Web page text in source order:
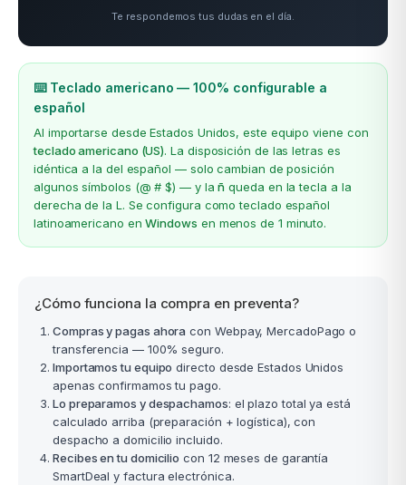
Te respondemos tus dudas en el día.
⌨️ Teclado americano — 100% configurable a
español
Al importarse desde Estados Unidos, este equipo viene con
teclado americano (US). La disposición de las letras es
idéntica a la del español — solo cambian de posición
algunos símbolos (@ # $) — y lañ queda en la tecla a la
derecha de la L. Se configura como teclado español
latinoamericano enWindows en menos de 1 minuto.
¿Cómo funciona la compra en preventa?
Compras y pagas ahora con Webpay, MercadoPago o
transferencia — 100% seguro.
Importamos tu equipo directo desde Estados Unidos
apenas confirmamos tu pago.
Lo preparamos y despachamos: el plazo total ya está
calculado arriba (preparación + logística), con
despacho a domicilio incluido.
Recibes en tu domicilio con 12 meses de garantía
SmartDeal y factura electrónica.